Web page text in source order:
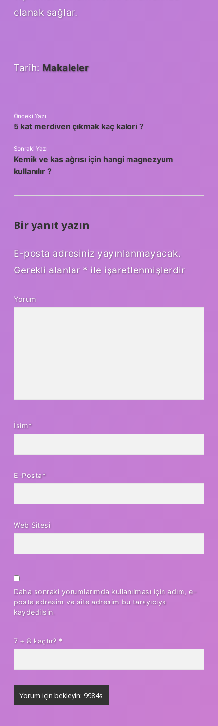
olanak sağlar.
Tarih: Makaleler
Önceki Yazı
5 kat merdiven çıkmak kaç kalori ?
Sonraki Yazı
Kemik ve kas ağrısı için hangi magnezyum
kullanılır ?
Bir yanıt yazın
E-posta adresiniz yayınlanmayacak.
Gerekli alanlar * ile işaretlenmişlerdir
Yorum
İsim*
E-Posta*
Web Sitesi
Daha sonraki yorumlarımda kullanılması için adım, e-
posta adresim ve site adresim bu tarayıcıya
kaydedilsin.
7 + 8 kaçtır? *